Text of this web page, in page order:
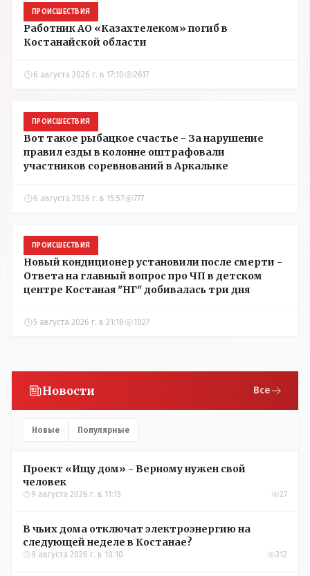
ПРОИСШЕСТВИЯ
Работник АО «Казахтелеком» погиб в
Костанайской области
6 августа 2026 г. в 17:10 2617
ПРОИСШЕСТВИЯ
Вот такое рыбацкое счастье - За нарушение
правил езды в колонне оштрафовали
участников соревнований в Аркалыке
6 августа 2026 г. в 15:57 777
ПРОИСШЕСТВИЯ
Новый кондиционер установили после смерти -
Ответа на главный вопрос про ЧП в детском
центре Костаная "НГ" добивалась три дня
5 августа 2026 г. в 21:18 1027
Новости Все
Новые Популярные
Проект «Ищу дом» - Верному нужен свой
человек
9 августа 2026 г. в 11:15 27
В чьих дома отключат электроэнергию на
следующей неделе в Костанае?
9 августа 2026 г. в 10:10 312